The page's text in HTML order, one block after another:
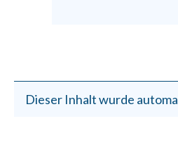
Dieser Inhalt wurde